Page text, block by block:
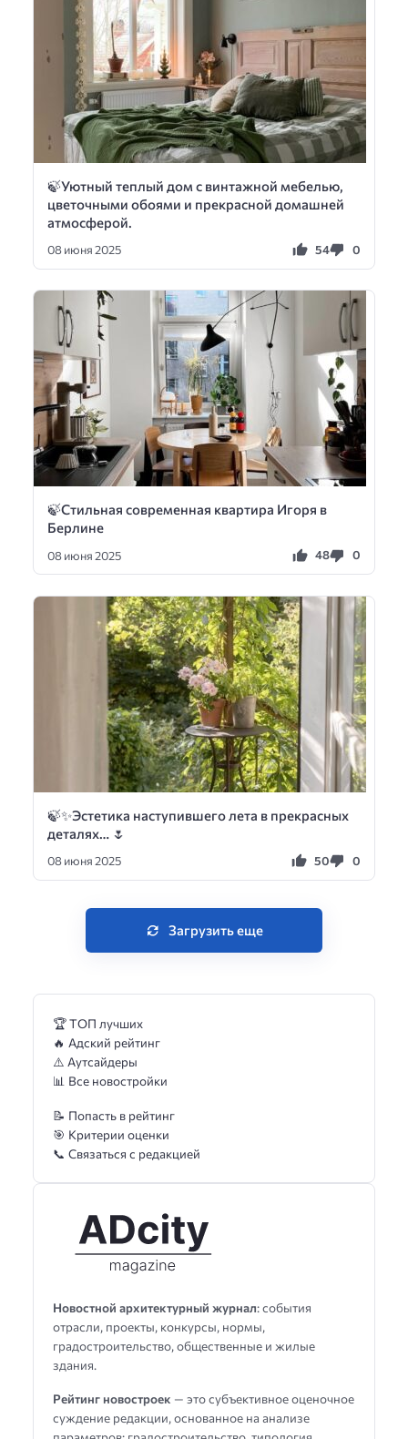
🍃Уютный теплый дом с винтажной мебелью,
цветочными обоями и прекрасной домашней
атмосферой.
08 июня 2025 54 0
🍃Стильная современная квартира Игоря в
Берлине
08 июня 2025 48 0
🍃✨Эстетика наступившего лета в прекрасных
деталях… 🌷
08 июня 2025 50 0
Загрузить еще
Новостной архитектурный журнал: события
отрасли, проекты, конкурсы, нормы,
градостроительство, общественные и жилые
здания.
Рейтинг новостроек — это субъективное оценочное
суждение редакции, основанное на анализе
🏆 ТОП лучших
🔥 Адский рейтинг
⚠️ Аутсайдеры
📊 Все новостройки
📝 Попасть в рейтинг
🎯 Критерии оценки
📞 Связаться с редакцией